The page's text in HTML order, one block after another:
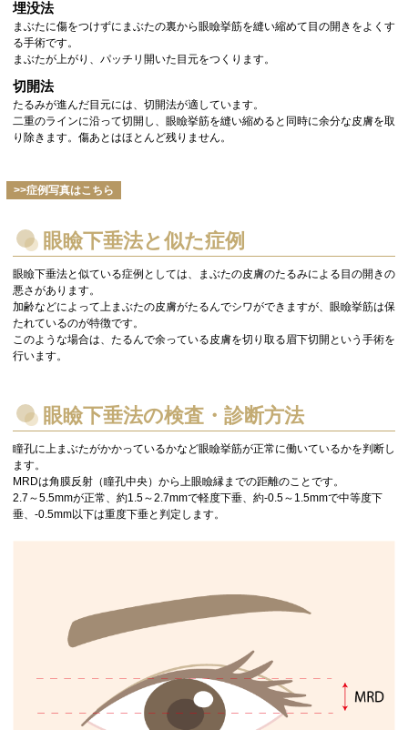
埋没法
まぶたに傷をつけずにまぶたの裏から眼瞼挙筋を縫い縮めて目の開きをよくす
る手術です。
まぶたが上がり、パッチリ開いた目元をつくります。
切開法
たるみが進んだ目元には、切開法が適しています。
二重のラインに沿って切開し、眼瞼挙筋を縫い縮めると同時に余分な皮膚を取
り除きます。傷あとはほとんど残りません。
>>症例写真はこちら
眼瞼下垂法と似た症例
眼瞼下垂法と似ている症例としては、まぶたの皮膚のたるみによる目の開きの
悪さがあります。
加齢などによって上まぶたの皮膚がたるんでシワができますが、眼瞼挙筋は保
たれているのが特徴です。
このような場合は、たるんで余っている皮膚を切り取る眉下切開という手術を
行います。
眼瞼下垂法の検査・診断方法
瞳孔に上まぶたがかかっているかなど眼瞼挙筋が正常に働いているかを判断し
ます。
MRDは角膜反射（瞳孔中央）から上眼瞼縁までの距離のことです。
2.7～5.5mmが正常、約1.5～2.7mmで軽度下垂、約-0.5～1.5mmで中等度下
垂、-0.5mm以下は重度下垂と判定します。